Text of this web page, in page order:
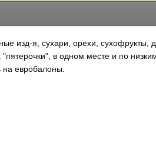
изд-я, сухари, орехи, сухофрукты,
в одном месте и по
на евробалоны.